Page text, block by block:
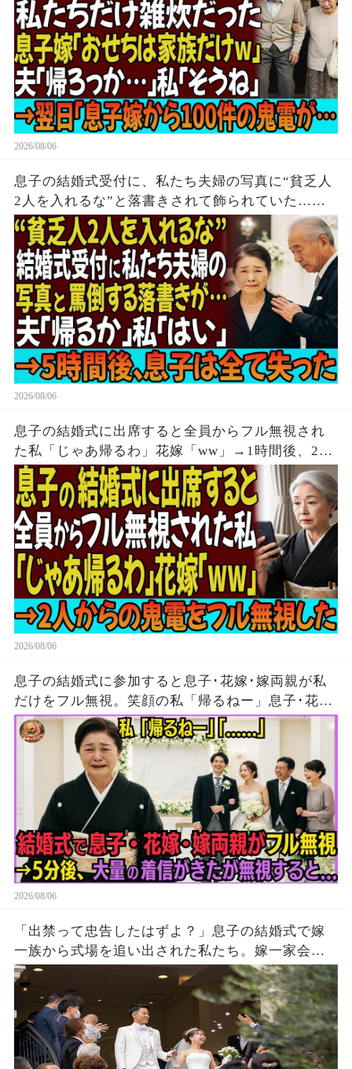
2026/08/06
息子の結婚式受付に、私たち夫婦の写真に“貧乏人
2人を入れるな”と落書きされて飾られていた…夫
「帰るか」私「はい」→無言で立ち去った5時間
後、息子は全てを失う結末を迎えた
2026/08/06
息子の結婚式に出席すると全員からフル無視され
た私「じゃあ帰るわ」花嫁「ww」→1時間後、2人
からの鬼電をフル無視した
2026/08/06
息子の結婚式に参加すると息子･花嫁･嫁両親が私
だけをフル無視。笑顔の私「帰るねー」息子･花
嫁･嫁両親「…」→5分後、大量の着信がきたが無
視して消えた結果
2026/08/06
「出禁って忠告したはずよ？」息子の結婚式で嫁
一族から式場を追い出された私たち。嫁一家会社
の大株主の私が株主総会で社長解任案を出すと